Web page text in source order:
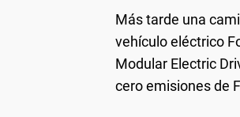
Más tarde una
vehículo eléctrico
Modular Electric
cero emisiones de